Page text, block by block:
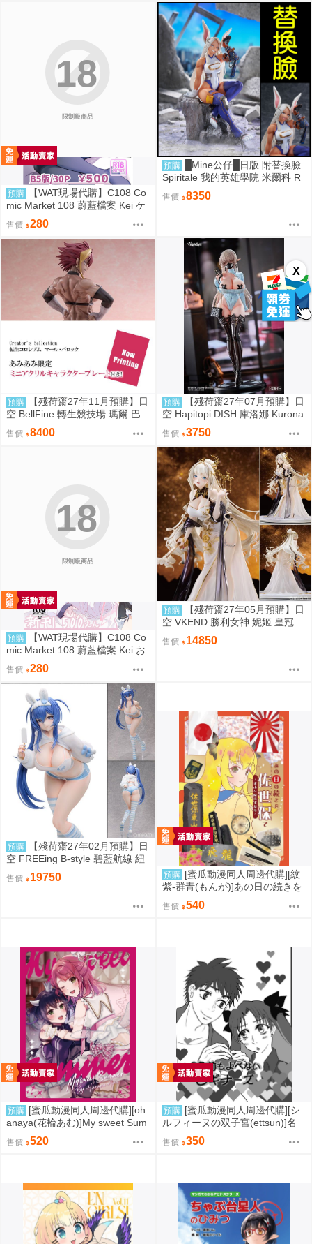
X
限制級商品
18
預購
【WAT現場代購】C108 Co
mic Market 108 蔚藍檔案 Kei ケ
イちゃん かいはつけいかくっ！
售價 280
預購
█Mine公仔█日版 附替換臉
Spiritale 我的英雄學院 米爾科 R
abbit 1/7 PVC D9265
售價 8350
預購
【殘荷齋27年11月預購】日
空 BellFine 轉生競技場 瑪爾 巴
洛克 1/6
售價 8400
預購
【殘荷齋27年07月預購】日
空 Hapitopi DISH 庫洛娜 Kurona
盛情邀請 1/6 附特典
售價 3750
限制級商品
18
預購
【WAT現場代購】C108 Co
mic Market 108 蔚藍檔案 Kei お
ねがい!! ケイちゃんっ♡
售價 280
預購
【殘荷齋27年05月預購】日
空 VKEND 勝利女神 妮姬 皇冠
榮耀之花 1/4 附特典
售價 14850
預購
【殘荷齋27年02月預購】日
空 FREEing B-style 碧藍航線 紐
澤西 新澤西 宿舍計劃Ver 1/3
售價 19750 預購 [蜜瓜動漫同人周邊代購][紋
紫-群青(もんが)]あの日の続きを
佐世保で～東山公園海軍墓地～
(同人誌)
售價 540
預購 [蜜瓜動漫同人周邊代購][oh
anaya(花輪あむ)]My sweet Sum
mer【特典付】(LoveLive虹ヶ咲
学園スクールアイドル同好会)(同
售價 520
預購 [蜜瓜動漫同人周邊代購][シ
ルフィーヌの双子宮(ettsun)]名
前もよべないビギナーズ【特典
付】(FGO/stay night)(同人誌)
售價 350